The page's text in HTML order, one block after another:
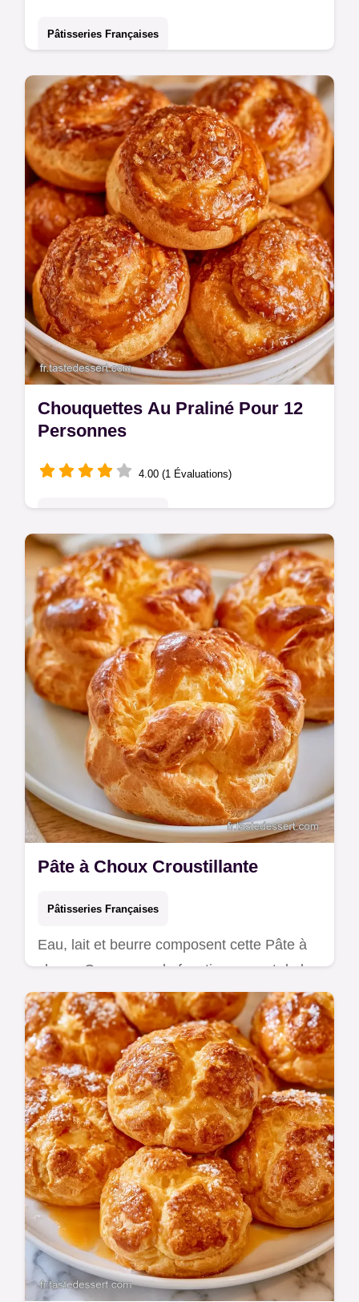
Pâtisseries Françaises
marie amertume et intensité. Apprenez le
rôle de chaque ingrédient pour obtenir une
pâte à choux aérienne.
Chouquettes Au Praliné Pour 12
Personnes
4.00 (1 Évaluations)
Les choux s'affaissent souvent après la
cuisson. Ces Chouquettes au praliné restent
fermes grâce au processus de cuisson
détaillé étape par étape.
Pâte à Choux Croustillante
Pâtisseries Françaises
Eau, lait et beurre composent cette Pâte à
choux. Comprenez le fonctionnement de la
pâte pour obtenir des coques légères et
aérées en 55 min.